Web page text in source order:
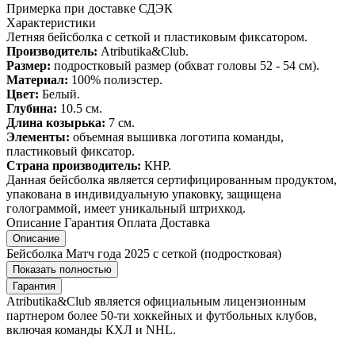
Примерка при доставке СДЭК
Характеристики
Летняя бейсболка с сеткой и пластиковым фиксатором.
Производитель: Atributika&Club.
Размер: подростковый размер (обхват головы 52 - 54 см).
Материал: 100% полиэстер.
Цвет: Белый.
Глубина: 10.5 см.
Длина козырька: 7 см.
Элементы: объемная вышивка логотипа команды,
пластиковый фиксатор.
Страна производитель: КНР.
Данная бейсболка является сертифицированным продуктом,
упакована в индивидуальную упаковку, защищена
голограммой, имеет уникальный штрихкод.
Описание Гарантия Оплата Доставка
Описание
Бейсболка Матч года 2025 с сеткой (подростковая)
Показать полностью
Гарантия
Atributika&Club является официальным лицензионным
партнером более 50-ти хоккейных и футбольных клубов,
включая команды КХЛ и NHL.